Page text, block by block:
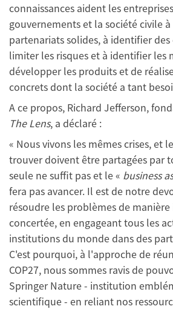
connaissances aident les
gouvernements et la société civile
partenariats solides, à identifier
limiter les risques et à identifier les
développer les produits et de
concrets dont la société a tant
A ce propos, Richard Jefferson,
The Lens, a déclaré :
« Nous vivons les mêmes crises, et
trouver doivent être partagées par
seule ne suffit pas et le « business
fera pas avancer. Il est de notre
résoudre les problèmes de
concertée, en engageant tous les
institutions du monde dans des
C'est pourquoi, à l'approche de
COP27, nous sommes ravis de
Springer Nature - institution
scientifique - en reliant nos